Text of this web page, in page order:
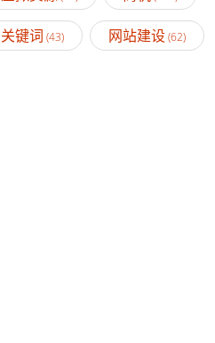
关键词 (43) 网站建设(62)